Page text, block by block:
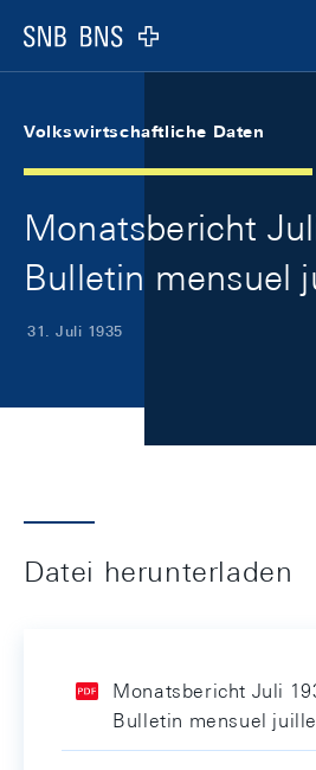
Logo
Volkswirtschaftliche Daten
Monatsbericht
Bulletin mensuel
31. Juli 1935
Datei herunterladen
Monatsbericht Juli
Bulletin mensuel